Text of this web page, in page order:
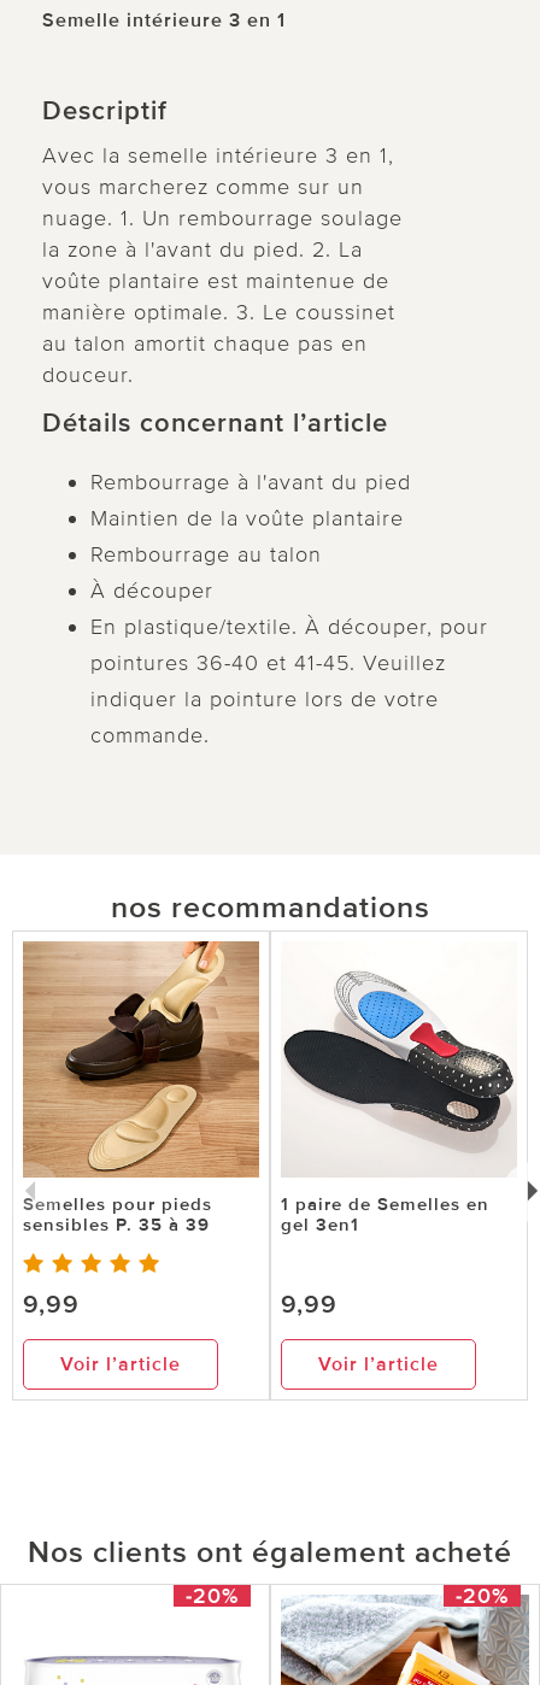
Semelle intérieure 3 en 1
Descriptif
Avec la semelle intérieure 3 en 1,
vous marcherez comme sur un
nuage. 1. Un rembourrage soulage
la zone à l'avant du pied. 2. La
voûte plantaire est maintenue de
manière optimale. 3. Le coussinet
au talon amortit chaque pas en
douceur.
Détails concernant l’article
Rembourrage à l'avant du pied
Maintien de la voûte plantaire
Rembourrage au talon
À découper
En plastique/textile. À découper, pour
pointures 36-40 et 41-45. Veuillez
indiquer la pointure lors de votre
commande.
nos recommandations
Semelles pour pieds
sensibles P. 35 à 39
9,99
Voir l’article
1 paire de Semelles en
gel 3en1
9,99
Voir l’article
Nos clients ont également acheté
-20% -20%